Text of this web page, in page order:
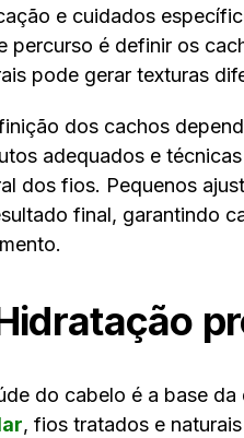
e cuidados
percurso é definir os
pode gerar texturas
dos cachos
adequados e
dos fios. Pequenos
final, garantindo
do cabelo é a base
, fios tratados e